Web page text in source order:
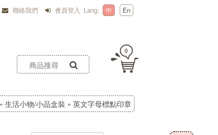
聯絡我們 會員登入 Lang: 中 En
0
» 生活小物/小品盒裝 » 英文字母標點印章